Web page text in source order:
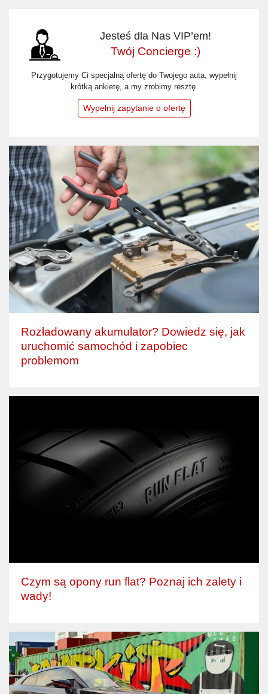
Jesteś dla Nas VIP’em!
Twój Concierge :)
Przygotujemy Ci specjalną ofertę do Twojego auta, wypełnij
krótką ankietę, a my zrobimy resztę.
Wypełnij zapytanie o ofertę
Rozładowany akumulator? Dowiedz się, jak
uruchomić samochód i zapobiec
problemom
Czym są opony run flat? Poznaj ich zalety i
wady!